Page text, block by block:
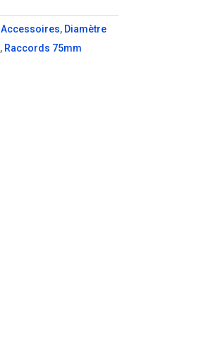
Accessoires, Diamètre
, Raccords 75mm